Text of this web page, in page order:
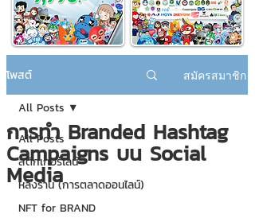
โพสต์ สมัครสมาชิก
All Posts
สติกเกอร์ไลน์
หลังร้าน (การตลาดออนไลน์)
NFT for BRAND
All Posts
การทำ Branded Hashtag
Campaigns บน Social
Media